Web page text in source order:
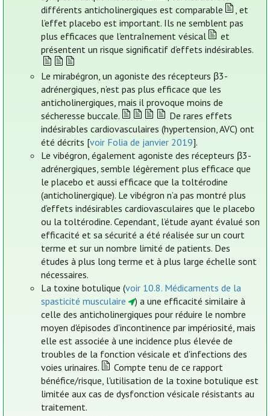
différents anticholinergiques est comparable
, et
l’effet placebo est important. Ils ne semblent pas
plus efficaces que l’entraînement vésical
et
présentent un risque significatif d’effets indésirables.
Le mirabégron, un agoniste des récepteurs β3-
adrénergiques, n’est pas plus efficace que les
anticholinergiques, mais il provoque moins de
sécheresse buccale.
De rares effets
indésirables cardiovasculaires (hypertension, AVC) ont
été décrits [voir Folia de janvier 2019].
Le vibégron, également agoniste des récepteurs β3-
adrénergiques, semble légèrement plus efficace que
le placebo et aussi efficace que la toltérodine
(anticholinergique). Le vibégron n’a pas montré plus
d’effets indésirables cardiovasculaires que le placebo
ou la toltérodine. Cependant, l’étude ayant évalué son
efficacité et sa sécurité a été réalisée sur un court
terme et sur un nombre limité de patients. Des
études à plus long terme et à plus large échelle sont
nécessaires.
La toxine botulique (voir 10.8. Médicaments de la
spasticité musculaire
) a une efficacité similaire à
celle des anticholinergiques pour réduire le nombre
moyen d'épisodes d'incontinence par impériosité, mais
elle est associée à une incidence plus élevée de
troubles de la fonction vésicale et d'infections des
voies urinaires.
Compte tenu de ce rapport
bénéfice/risque, l'utilisation de la toxine botulique est
limitée aux cas de dysfonction vésicale résistants au
traitement.